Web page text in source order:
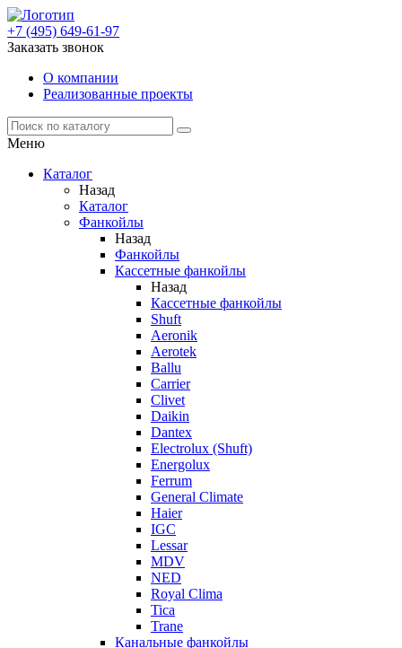
+7 (495) 649-61-97
Заказать звонок
О компании
Реализованные проекты
Меню
Каталог
Назад
Каталог
Фанкойлы
Назад
Фанкойлы
Кассетные фанкойлы
Назад
Кассетные фанкойлы
Shuft
Aeronik
Aerotek
Ballu
Carrier
Clivet
Daikin
Dantex
Electrolux (Shuft)
Energolux
Ferrum
General Climate
Haier
IGC
Lessar
MDV
NED
Royal Clima
Tica
Trane
Канальные фанкойлы